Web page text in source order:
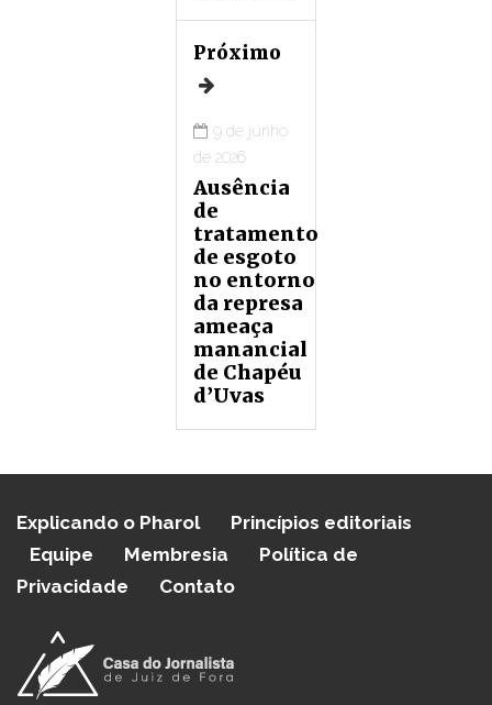
Próximo
9 de junho
de 2026
Ausência
de
tratamento
de esgoto
no entorno
da represa
ameaça
manancial
de Chapéu
d’Uvas
Explicando o Pharol
Princípios editoriais
Equipe
Membresia
Política de
Privacidade
Contato